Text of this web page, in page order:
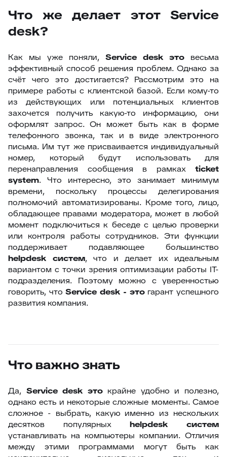
Что же делает этот Service
desk?
Как мы уже поняли, Service desk это весьма
эффективный способ решения проблем. Однако за
счёт чего это достигается? Рассмотрим это на
примере работы с клиентской базой. Если кому-то
из действующих или потенциальных клиентов
захочется получить какую-то информацию, они
оформлят запрос. Он может быть как в форме
телефонного звонка, так и в виде электронного
письма. Им тут же присваивается индивидуальный
номер, который будут использовать для
перенаправления сообщения в рамках ticket
system. Что интересно, это занимает минимум
времени, поскольку процессы делегирования
полномочий автоматизированы. Кроме того, лицо,
обладающее правами модератора, может в любой
момент подключиться к беседе с целью проверки
или контроля работы сотрудников. Эти функции
поддерживает подавляющее большинство
helpdesk систем, что и делает их идеальным
вариантом с точки зрения оптимизации работы IT-
подразделения. Поэтому можно с уверенностью
говорить, чтоServicedesk - это гарант успешного
развития компания.
Что важно знать
Да, Servicedesk это крайне удобно и полезно,
однако есть и некоторые сложные моменты. Самое
сложное - выбрать, какую именно из нескольких
десятков популярныхhelpdesk систем
устанавливать на компьютеры компании. Отличия
между этими программами могут быть как